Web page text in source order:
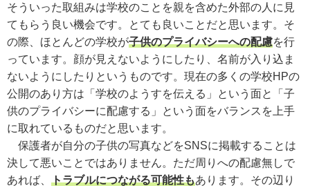
そういった取組みは学校のことを親を含めた外部の人に見
てもらう良い機会です。とても良いことだと思います。そ
の際、ほとんどの学校が子供のプライバシーへの配慮を行
っています。顔が見えないようにしたり、名前が入り込ま
ないようにしたりというものです。現在の多くの学校HPの
公開のあり方は「学校のようすを伝える」という面と「子
供のプライバシーに配慮する」という面をバランスを上手
に取れているものだと思います。
保護者が自分の子供の写真などをSNSに掲載することは
決して悪いことではありません。ただ周りへの配慮無しで
あれば、 トラブルにつながる可能性もあります。その辺り